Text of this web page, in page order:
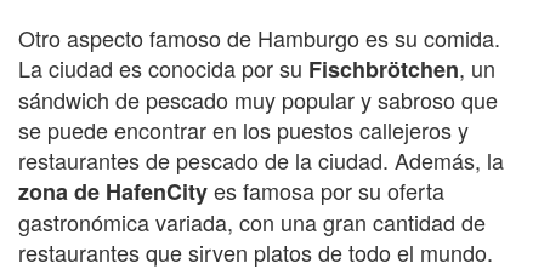
Otro aspecto famoso de Hamburgo es su comida.
La ciudad es conocida por su Fischbrötchen, un
sándwich de pescado muy popular y sabroso que
se puede encontrar en los puestos callejeros y
restaurantes de pescado de la ciudad. Además, la
zona de HafenCityes famosa por su oferta
gastronómica variada, con una gran cantidad de
restaurantes que sirven platos de todo el mundo.